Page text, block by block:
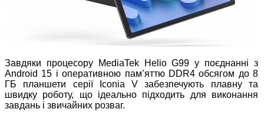
Завдяки процесору MediaTek Helio G99 у поєднанні з
Android 15 і оперативною пам’яттю DDR4 обсягом до 8
ГБ планшети серії Iconia V забезпечують плавну та
швидку роботу, що ідеально підходить для виконання
завдань і звичайних розваг.